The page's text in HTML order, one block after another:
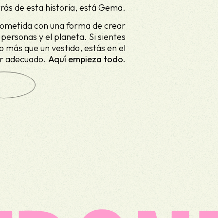
de esta historia, está Gema.
con una forma de crear
y el planeta. Si sientes
que un vestido, estás en el
adecuado. Aquí empieza todo.